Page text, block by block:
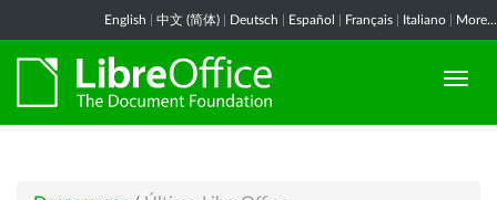
English 中文 (简体) Deutsch Español Français Italiano More...